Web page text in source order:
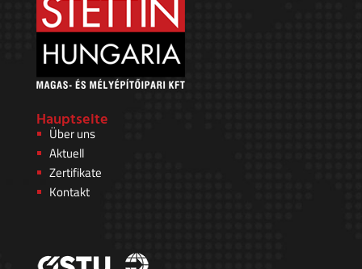
Hauptseite
Über uns
Aktuell
Zertifikate
Kontakt